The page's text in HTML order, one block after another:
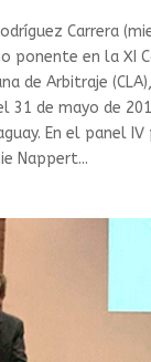
Carrera
ponente en la XI
de Arbitraje
31 de mayo de
En el panel
Nappert...